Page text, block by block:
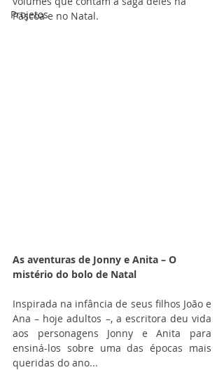
Projetos
Páscoa e no Natal.
As aventuras de Jonny e Anita – O
mistério do bolo de Natal
Inspirada na infância de seus filhos João e
Ana – hoje adultos –, a escritora deu vida
aos personagens Jonny e Anita para
ensiná-los sobre uma das épocas mais
queridas do ano...